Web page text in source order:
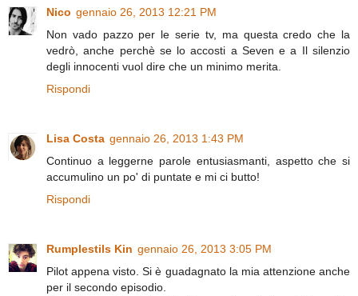
Nico gennaio 26, 2013 12:21 PM
Non vado pazzo per le serie tv, ma questa credo che la
vedrò, anche perchè se lo accosti a Seven e a Il silenzio
degli innocenti vuol dire che un minimo merita.
Rispondi
Lisa Costa gennaio 26, 2013 1:43 PM
Continuo a leggerne parole entusiasmanti, aspetto che si
accumulino un po' di puntate e mi ci butto!
Rispondi
Rumplestils Kin gennaio 26, 2013 3:05 PM
Pilot appena visto. Si è guadagnato la mia attenzione anche
per il secondo episodio.